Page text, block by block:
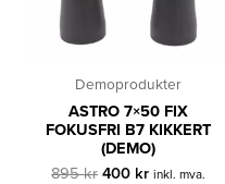
Demoprodukter
ASTRO 7×50 FIX
FOKUSFRI B7 KIKKERT
(DEMO)
895kr Opprinnelig
400 krNåværende
inkl. mva.